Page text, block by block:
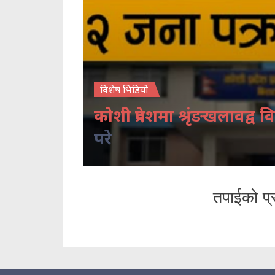
विशेष भिडियो
कोशी प्रदेशमा श्रृंङखलावद्व
परे
तपाईको